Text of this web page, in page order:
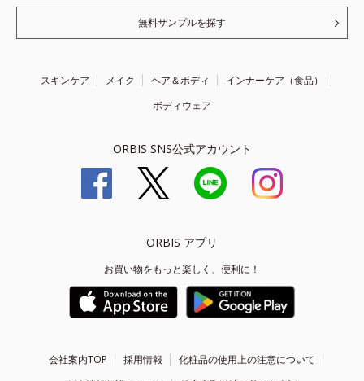
無料サンプルを探す
スキンケア メイク ヘア＆ボディ
インナーケア（食品）
ボディウェア
ORBIS SNS公式アカウント
ORBIS アプリ
お買い物をもっと楽しく、便利に！
会社案内TOP 採用情報
化粧品の使用上の注意について